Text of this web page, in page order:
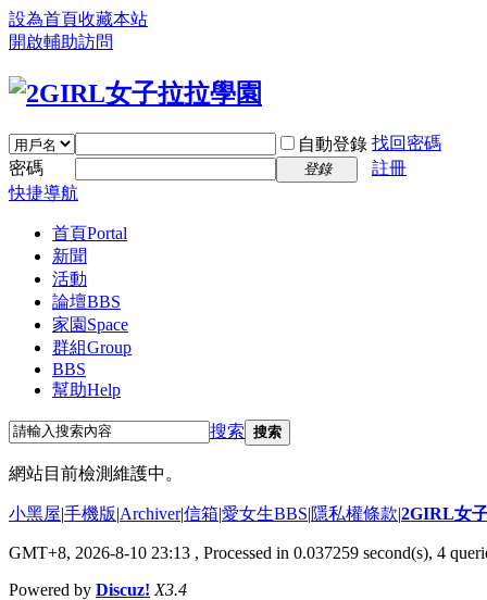
設為首頁收藏本站
開啟輔助訪問
自動登錄 找回密碼
密碼
登錄
註冊
快捷導航
首頁Portal
新聞
活動
論壇BBS
家園 Space
群組Group
BBS
幫助Help
搜索 搜索
網站目前檢測維護中。
小黑屋|手機版|Archiver|信箱|愛女生BBS|隱私權條款|2GIRL女
GMT+8, 2026-8-10 23:13 , Processed in 0.037259 second(s), 4
Powered by Discuz! X3.4